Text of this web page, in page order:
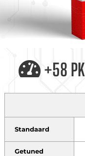
+58 PK
Standaard
Getuned